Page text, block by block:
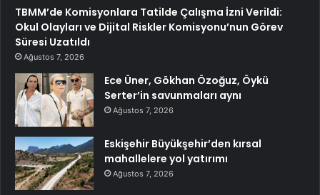
TBMM’de Komisyonlara Tatilde Çalışma İzni Verildi:
Okul Olayları ve Dijital Riskler Komisyonu’nun Görev
Süresi Uzatıldı
Ağustos 7, 2026
Ece Üner, Gökhan Özoğuz, Öykü
Serter’in savunmaları aynı
Ağustos 7, 2026
Eskişehir Büyükşehir’den kırsal
mahallelere yol yatırımı
Ağustos 7, 2026